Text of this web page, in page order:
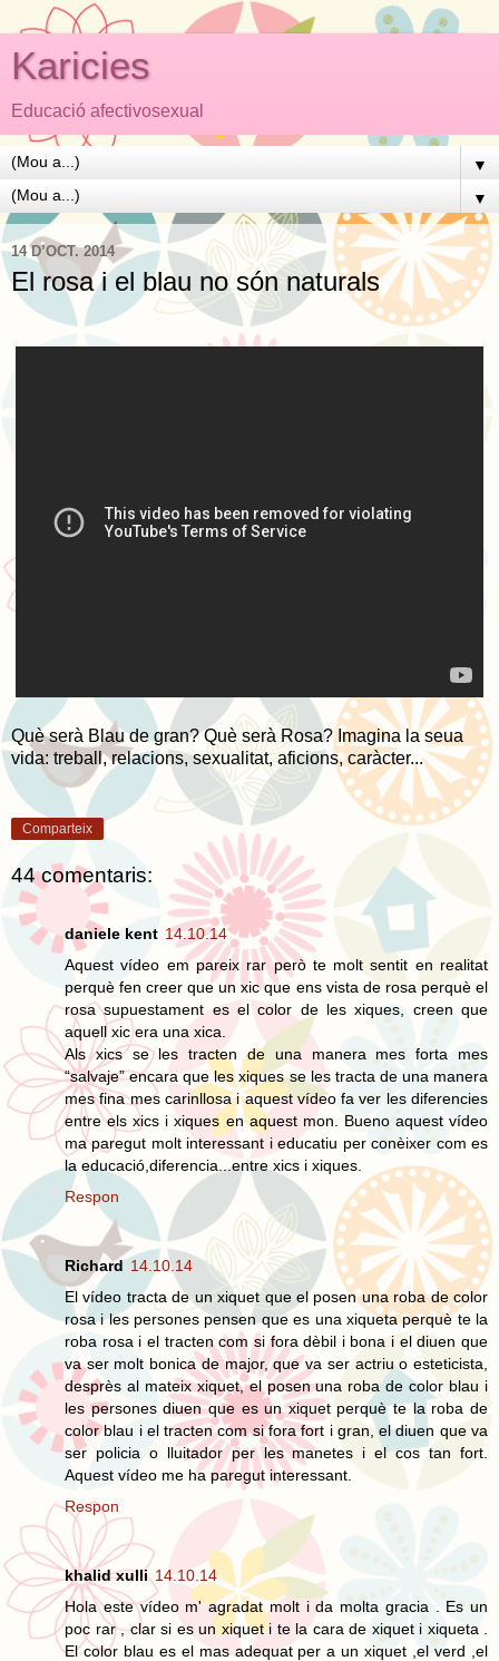
Karicies
Educació afectivosexual
▼
▼
14 D’OCT. 2014
El rosa i el blau no són naturals
Què serà Blau de gran? Què serà Rosa? Imagina la seua
vida: treball, relacions, sexualitat, aficions, caràcter...
Comparteix
44 comentaris:
daniele kent 14.10.14
Aquest vídeo em pareix rar però te molt sentit en realitat
perquè fen creer que un xic que ens vista de rosa perquè el
rosa supuestament es el color de les xiques, creen que
aquell xic era una xica.
Als xics se les tracten de una manera mes forta mes
“salvaje” encara que les xiques se les tracta de una manera
mes fina mes carinllosa i aquest vídeo fa ver les diferencies
entre els xics i xiques en aquest mon. Bueno aquest vídeo
ma paregut molt interessant i educatiu per conèixer com es
la educació,diferencia...entre xics i xiques.
Respon
Richard 14.10.14
El vídeo tracta de un xiquet que el posen una roba de color
rosa i les persones pensen que es una xiqueta perquè te la
roba rosa i el tracten com si fora dèbil i bona i el diuen que
va ser molt bonica de major, que va ser actriu o esteticista,
desprès al mateix xiquet, el posen una roba de color blau i
les persones diuen que es un xiquet perquè te la roba de
color blau i el tracten com si fora fort i gran, el diuen que va
ser policia o lluitador per les manetes i el cos tan fort.
Aquest vídeo me ha paregut interessant.
Respon
khalid xulli 14.10.14
Hola este vídeo m' agradat molt i da molta gracia . Es un
poc rar , clar si es un xiquet i te la cara de xiquet i xiqueta .
El color blau es el mas adequat per a un xiquet ,el verd ,el